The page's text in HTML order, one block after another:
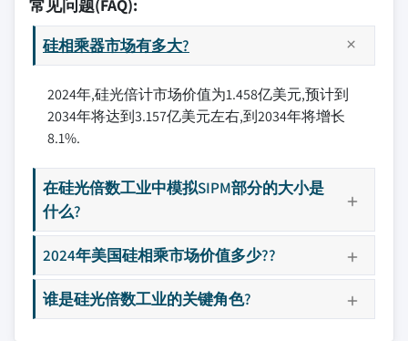
常见问题(FAQ):
硅相乘器市场有多大?
2024年,硅光倍计市场价值为1.458亿美元,预计到
2034年将达到3.157亿美元左右,到2034年将增长
8.1%.
在硅光倍数工业中模拟SIPM部分的大小是
什么?
2024年美国硅相乘市场价值多少??
谁是硅光倍数工业的关键角色?